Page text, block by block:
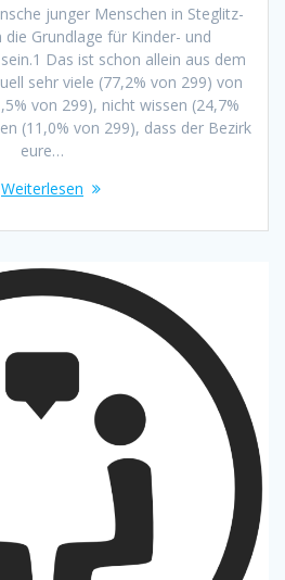
junger Menschen in Steglitz-
Grundlage für Kinder- und
Das ist schon allein aus dem
sehr viele (77,2% von 299) von
von 299), nicht wissen (24,7%
(11,0% von 299), dass der Bezirk
eure…
Weiterlesen